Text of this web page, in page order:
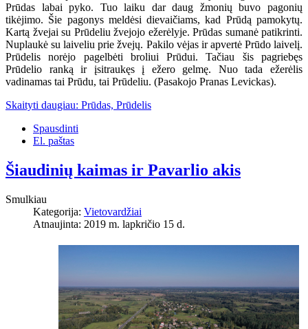
Prūdas labai pyko. Tuo laiku dar daug žmonių buvo pagonių
tikėjimo. Šie pagonys meldėsi dievaičiams, kad Prūdą pamokytų.
Kartą žvejai su Prūdeliu žvejojo ežerėlyje. Prūdas sumanė patikrinti.
Nuplaukė su laiveliu prie žvejų. Pakilo vėjas ir apvertė Prūdo laivelį.
Prūdelis norėjo pagelbėti broliui Prūdui. Tačiau šis pagriebęs
Prūdelio ranką ir įsitraukęs į ežero gelmę. Nuo tada ežerėlis
vadinamas tai Prūdu, tai Prūdeliu. (Pasakojo Pranas Levickas).
Skaityti daugiau: Prūdas, Prūdelis
Spausdinti
El. paštas
Šiaudinių kaimas ir Pavarlio akis
Smulkiau
Kategorija: Vietovardžiai
Atnaujinta: 2019 m. lapkričio 15 d.